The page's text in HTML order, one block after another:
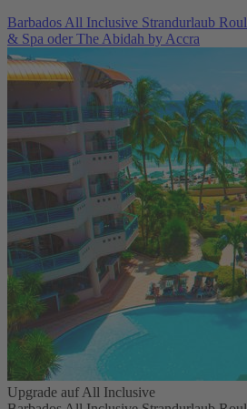
Barbados All Inclusive Strandurlaub
& Spa oder The Abidah by Accra
Upgrade auf All Inclusive